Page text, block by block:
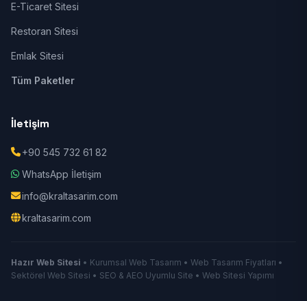
E-Ticaret Sitesi
Restoran Sitesi
Emlak Sitesi
Tüm Paketler
İletişim
+90 545 732 61 82
WhatsApp İletişim
info@kraltasarim.com
kraltasarim.com
Hazır Web Sitesi • Kurumsal Web Tasarım • Web Tasarım Fiyatları •
Sektörel Web Sitesi • SEO & AEO Uyumlu Site • Web Sitesi Yapımı